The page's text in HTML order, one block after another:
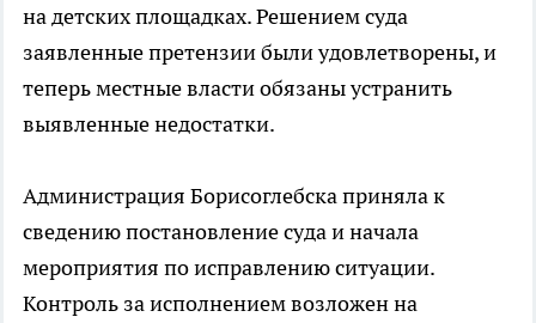
на детских площадках. Решением суда
заявленные претензии были удовлетворены, и
теперь местные власти обязаны устранить
выявленные недостатки.
Администрация Борисоглебска приняла к
сведению постановление суда и начала
мероприятия по исправлению ситуации.
Контроль за исполнением возложен на